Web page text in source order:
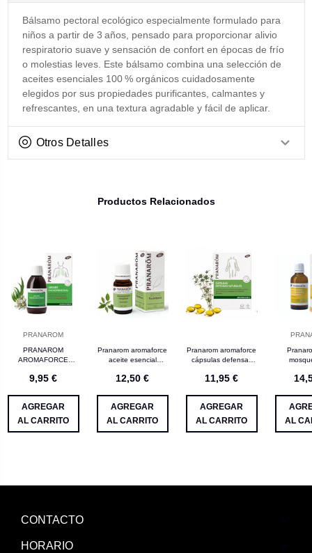
Bálsamo pectoral ecológico especialmente formulado para
niños a partir de 3 años, pensado para proporcionar alivio
respiratorio suave y sensación de confort en épocas de frío
o molestias leves. Este bálsamo combina una selección de
aceites esenciales 100 % orgánicos cuidadosamente
elegidos por sus propiedades purificantes, calmantes y
refrescantes, en una textura agradable y fácil de aplicar.
Otros Detalles
Productos Relacionados
PRANAROM
PRANAROM
AROMAFORCE
RESPIRATORIAS
BIO 150 ML
9,95 €
AGREGAR
AL CARRITO
Pranarom aromaforce
aceite esencial
12,50 €
AGREGAR
AL CARRITO
Pranarom aromaforce
cápsulas defensas
11,95 €
AGREGAR
AL CARRITO
AL
CONTACTO
HORARIO